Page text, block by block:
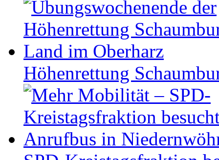
Höhen­ret­tung